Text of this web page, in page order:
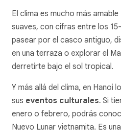
El clima es mucho más amable
suaves, con cifras entre los
pasear por el casco antiguo,
en una terraza o explorar el
derretirte bajo el sol tropical.
Y más allá del clima, en Hanoi
sus eventos culturales. Si
enero o febrero, podrás
Nuevo Lunar vietnamita. Es